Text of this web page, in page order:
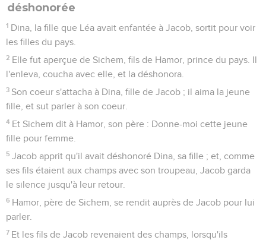
déshonorée
1 Dina, la fille que Léa avait enfantée à Jacob, sortit pour voir
les filles du pays.
2 Elle fut aperçue de Sichem, fils de Hamor, prince du pays. Il
l'enleva, coucha avec elle, et la déshonora.
3 Son coeur s'attacha à Dina, fille de Jacob ; il aima la jeune
fille, et sut parler à son coeur.
4 Et Sichem dit à Hamor, son père : Donne-moi cette jeune
fille pour femme.
5 Jacob apprit qu'il avait déshonoré Dina, sa fille ; et, comme
ses fils étaient aux champs avec son troupeau, Jacob garda
le silence jusqu'à leur retour.
6 Hamor, père de Sichem, se rendit auprès de Jacob pour lui
parler.
7 Et les fils de Jacob revenaient des champs, lorsqu'ils